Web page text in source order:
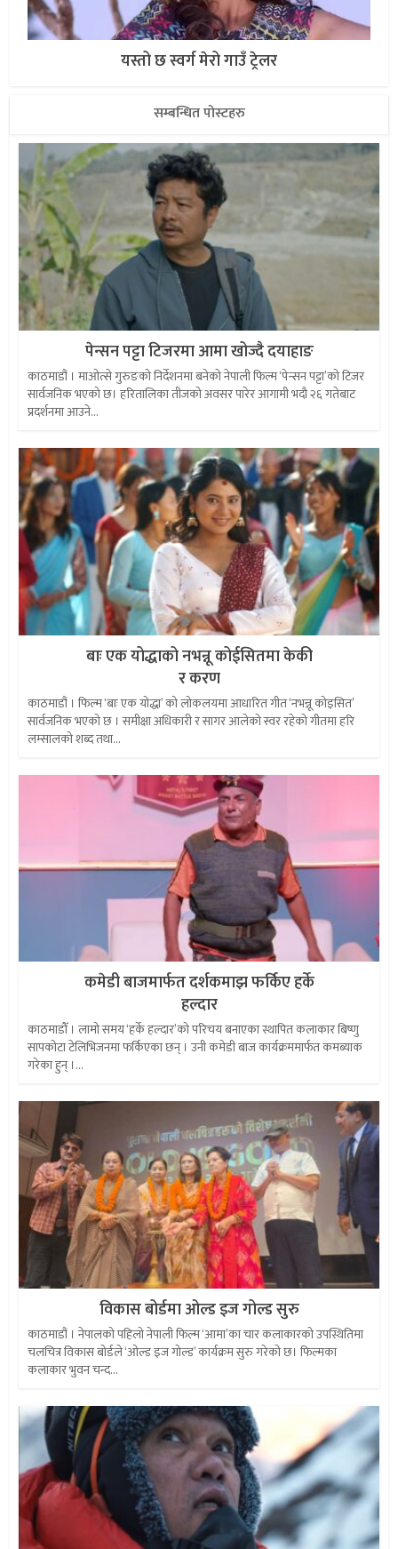
यस्तो छ स्वर्ग मेरो गाउँ ट्रेलर
सम्बन्धित पोस्टहरु
पेन्सन पट्टा टिजरमा आमा खोज्दै दयाहाङ
काठमाडौं । माओत्से गुरुङको निर्देशनमा बनेको नेपाली फिल्म ‘पेन्सन पट्टा’को टिजर
सार्वजनिक भएको छ। हरितालिका तीजको अवसर पारेर आगामी भदौ २६ गतेबाट
प्रदर्शनमा आउने...
बाः एक योद्धाको नभन्नू कोईसितमा केकी
र करण
काठमाडौं । फिल्म ‘बाः एक योद्धा’ को लोकलयमा आधारित गीत ‘नभन्नू कोइसित’
सार्वजनिक भएको छ । समीक्षा अधिकारी र सागर आलेको स्वर रहेको गीतमा हरि
लम्सालको शब्द तथा...
कमेडी बाजमार्फत दर्शकमाझ फर्किए हर्के
हल्दार
काठमाडौँ । लामो समय ‘हर्के हल्दार’को परिचय बनाएका स्थापित कलाकार बिष्णु
सापकोटा टेलिभिजनमा फर्किएका छन् । उनी कमेडी बाज कार्यक्रममार्फत कमब्याक
गरेका हुन् ।...
विकास बोर्डमा ओल्ड इज गोल्ड सुरु
काठमाडौं । नेपालको पहिलो नेपाली फिल्म ‘आमा’का चार कलाकारको उपस्थितिमा
चलचित्र विकास बोर्डले ‘ओल्ड इज गोल्ड’ कार्यक्रम सुरु गरेको छ। फिल्मका
कलाकार भुवन चन्द...